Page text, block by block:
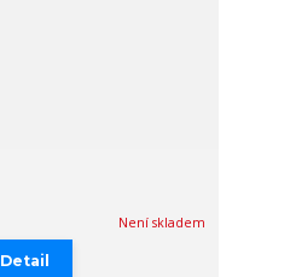
Není skladem
Detail